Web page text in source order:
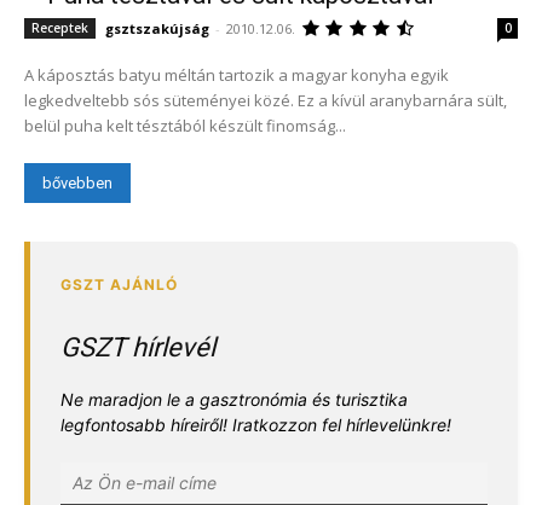
Receptek gsztszakújság - 2010.12.06. 0
A káposztás batyu méltán tartozik a magyar konyha egyik
legkedveltebb sós süteményei közé. Ez a kívül aranybarnára sült,
belül puha kelt tésztából készült finomság...
bővebben
GSZT hírlevél
Ne maradjon le a gasztronómia és turisztika
legfontosabb híreiről! Iratkozzon fel hírlevelünkre!